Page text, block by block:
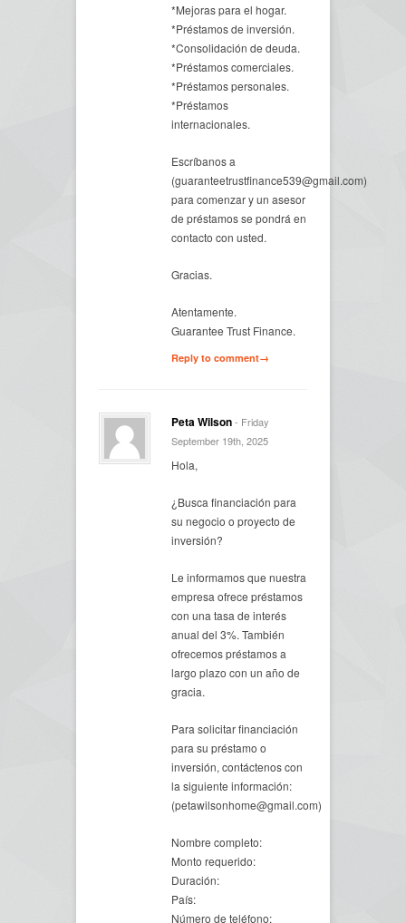
*Mejoras para el hogar.
*Préstamos de inversión.
*Consolidación de deuda.
*Préstamos comerciales.
*Préstamos personales.
*Préstamos
internacionales.
Escríbanos a
(guaranteetrustfinance539@gmail.com)
para comenzar y un asesor
de préstamos se pondrá en
contacto con usted.
Gracias.
Atentamente.
Guarantee Trust Finance.
Reply to comment→
Peta Wilson- Friday
September 19th, 2025
Hola,
¿Busca financiación para
su negocio o proyecto de
inversión?
Le informamos que nuestra
empresa ofrece préstamos
con una tasa de interés
anual del 3%. También
ofrecemos préstamos a
largo plazo con un año de
gracia.
Para solicitar financiación
para su préstamo o
inversión, contáctenos con
la siguiente información:
(petawilsonhome@gmail.com)
Nombre completo:
Monto requerido:
Duración:
País:
Número de teléfono: